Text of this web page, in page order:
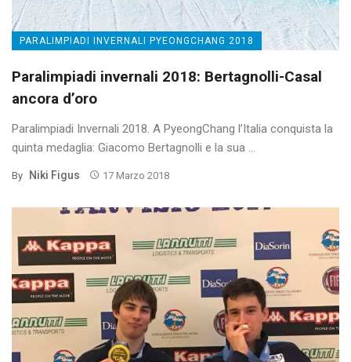
PARALIMPIADI INVERNALI PYEONGCHANG 2018
Paralimpiadi invernali 2018: Bertagnolli-Casal
ancora d’oro
Paralimpiadi Invernali 2018. A PyeongChang l’Italia conquista la
quinta medaglia: Giacomo Bertagnolli e la sua ...
By Niki Figus 17 Marzo 2018